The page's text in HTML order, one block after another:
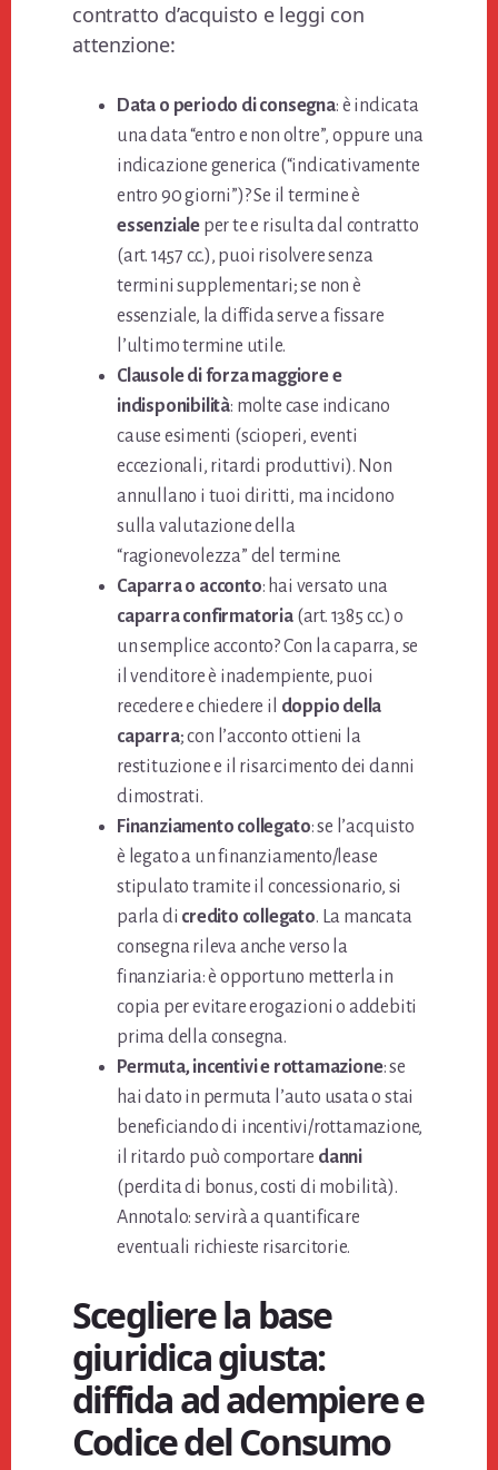
contratto d’acquisto e leggi con
attenzione:
Data o periodo di consegna: è indicata
una data “entro e non oltre”, oppure una
indicazione generica (“indicativamente
entro 90 giorni”)? Se il termine è
essenziale per te e risulta dal contratto
(art. 1457 c.c.), puoi risolvere senza
termini supplementari; se non è
essenziale, la diffida serve a fissare
l’ultimo termine utile.
Clausole di forza maggiore e
indisponibilità: molte case indicano
cause esimenti (scioperi, eventi
eccezionali, ritardi produttivi). Non
annullano i tuoi diritti, ma incidono
sulla valutazione della
“ragionevolezza” del termine.
Caparra o acconto: hai versato una
caparra confirmatoria(art. 1385 c.c.) o
un semplice acconto? Con la caparra, se
il venditore è inadempiente, puoi
recedere e chiedere il doppio della
caparra; con l’acconto ottieni la
restituzione e il risarcimento dei danni
dimostrati.
Finanziamento collegato: se l’acquisto
è legato a un finanziamento/lease
stipulato tramite il concessionario, si
parla di credito collegato. La mancata
consegna rileva anche verso la
finanziaria: è opportuno metterla in
copia per evitare erogazioni o addebiti
prima della consegna.
Permuta, incentivi e rottamazione: se
hai dato in permuta l’auto usata o stai
beneficiando di incentivi/rottamazione,
il ritardo può comportare danni
(perdita di bonus, costi di mobilità).
Annotalo: servirà a quantificare
eventuali richieste risarcitorie.
Scegliere la base
giuridica giusta:
diffida ad adempiere e
Codice del Consumo